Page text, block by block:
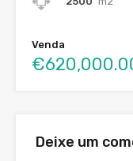
Venda
Deixe um